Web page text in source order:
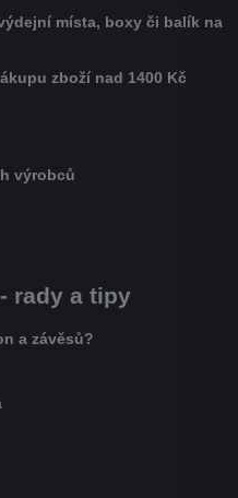
místa, boxy či balík na
zboží nad 1400 Kč
výrobců
rady a tipy
a závěsů?